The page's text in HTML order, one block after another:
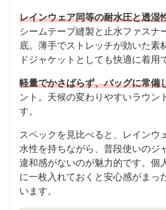
レインウェア同等の耐水圧と透湿
シームテープ縫製と止水ファスナ
底。薄手でストレッチが効いた素
ドジャケットとしても快適に着用
軽量でかさばらず、バッグに常備
ント。天候の変わりやすいラウン
す。
スペックを見比べると、レインウ
水性を持ちながら、普段使いのジ
違和感がないのが魅力的です。個
に一枚入れておくと安心感がまっ
います。